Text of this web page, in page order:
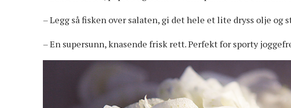
– Legg så fisken over salaten, gi det hele et lite dryss olje og
– En supersunn, knasende frisk rett. Perfekt for sporty